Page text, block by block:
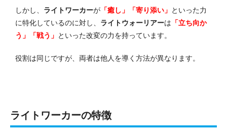
しかし、 ライトワーカーが 「癒し」「寄り添い」 といった力
に特化しているのに対し、 ライトウォーリアーは 「立ち向か
う」「戦う」 といった改変の力を持っています。
役割は同じですが、両者は他人を導く方法が異なります。
ライトワーカーの特徴